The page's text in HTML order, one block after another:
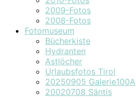
2009-Fotos
2008-Fotos
Fotomuseum
Bücherkiste
Hydranten
Astlöcher
Urlaubsfotos Tirol
20250905 Galerie100A
20020708 Säntis